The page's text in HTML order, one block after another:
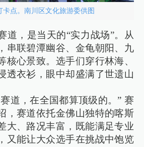
卡点。南川区文化旅游委供图
道，是当天的“实力战场”。从
串联碧潭幽谷、金龟朝阳、九
核心景致。选手们穿行林海、
透衣衫，眼中却盛满了世遗山
道，在全国都算顶级的。” 赛
，赛道依托金佛山独特的喀斯
大、路况丰富，既能满足专业
又能让大众选手在挑战中饱览